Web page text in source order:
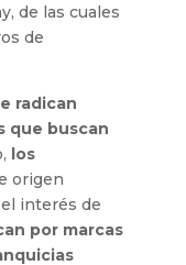
de las cuales
de
radican
que buscan
los
origen
interés de
por marcas